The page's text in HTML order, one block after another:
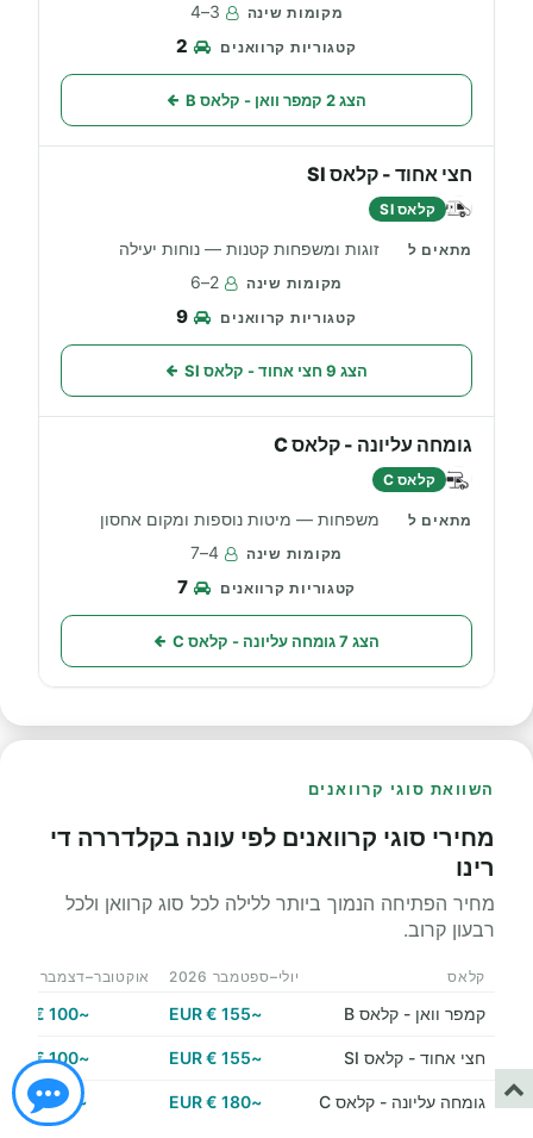
3–4
2
הצג 2 קמפר וואן - קלאס B
חצי אחוד - קלאס SI
קלאס SI
זוגות ומשפחות קטנות — נוחות יעילה
2–6
9
הצג 9 חצי אחוד - קלאס SI
גומחה עליונה - קלאס C
קלאס C
משפחות — מיטות נוספות ומקום אחסון
4–7
7
הצג 7 גומחה עליונה - קלאס C
השוואת סוגי קרוואנים
מחירי סוגי קרוואנים לפי עונה בקלדררה די
רינו
מחיר הפתיחה הנמוך ביותר ללילה לכל סוג קרוואן ולכל
רבעון קרוב.
קלאס יולי–ספטמבר 2026 אוקטובר–דצמבר 2026
קמפר וואן - קלאס B ~155 € EUR
~100 € EUR
חצי אחוד - קלאס SI ~155 € EUR
~100 € EUR
גומחה עליונה - קלאס C ~180 € EUR
~115 € EUR